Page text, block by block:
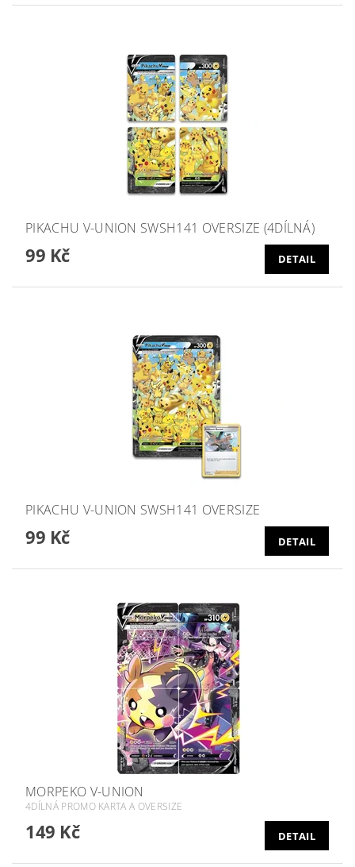
PIKACHU V-UNION SWSH141 OVERSIZE (4DÍLNÁ)
99 Kč DETAIL
PIKACHU V-UNION SWSH141 OVERSIZE
99 Kč DETAIL
MORPEKO V-UNION
4DÍLNÁ PROMO KARTA A OVERSIZE
149 Kč DETAIL